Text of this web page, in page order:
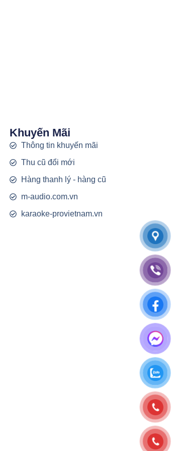
Khuyến Mãi
Thông tin khuyến mãi
Thu cũ đổi mới
Hàng thanh lý - hàng cũ
m-audio.com.vn
karaoke-provietnam.vn